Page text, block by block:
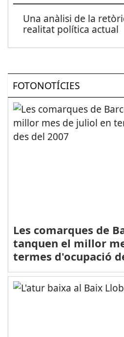
Una anàlisi de la
realitat política actual
FOTONOTÍCIES
Les comarques de
tanquen el millor
termes d'ocupació